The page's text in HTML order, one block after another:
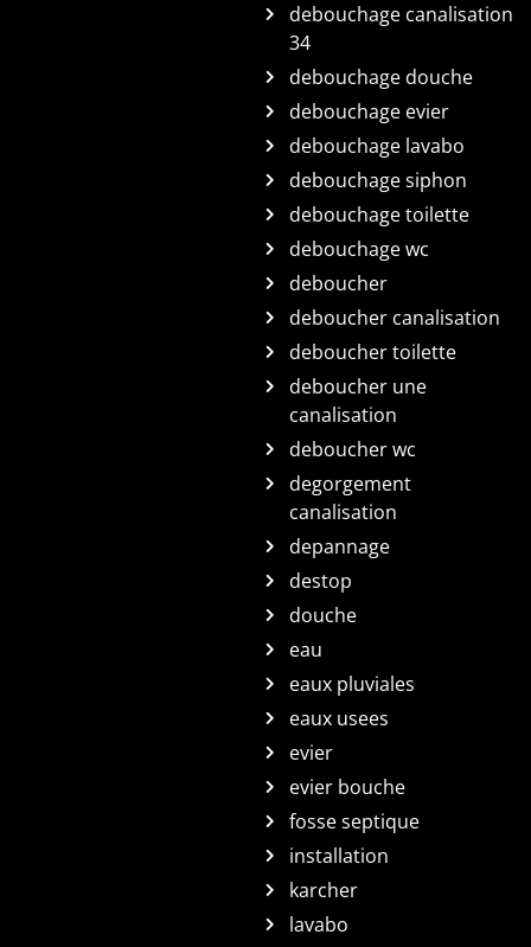
debouchage canalisation
34
debouchage douche
debouchage evier
debouchage lavabo
debouchage siphon
debouchage toilette
debouchage wc
deboucher
deboucher canalisation
deboucher toilette
deboucher une
canalisation
deboucher wc
degorgement
canalisation
depannage
destop
douche
eau
eaux pluviales
eaux usees
evier
evier bouche
fosse septique
installation
karcher
lavabo